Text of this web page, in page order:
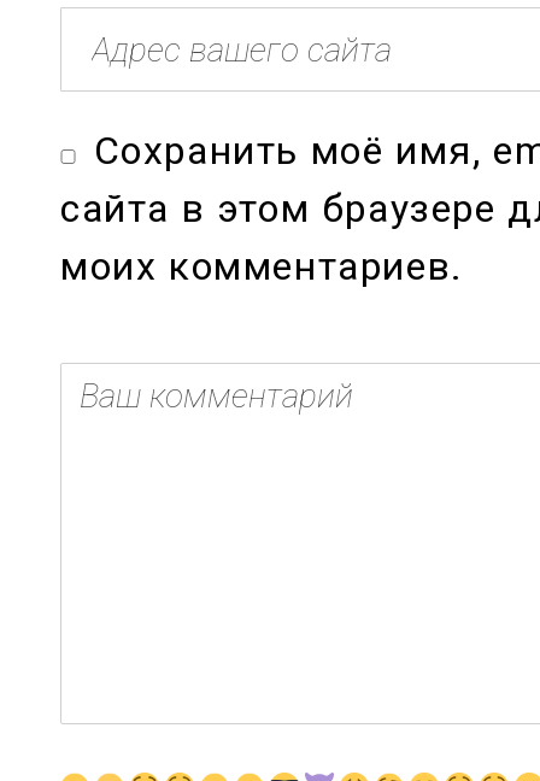
Сохранить моё имя,
сайта в этом браузере
моих комментариев.